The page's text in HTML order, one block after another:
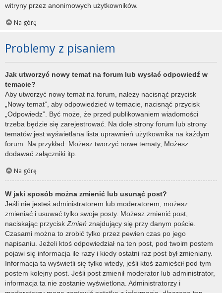
witryny przez anonimowych użytkowników.
Na górę
Problemy z pisaniem
Jak utworzyć nowy temat na forum lub wysłać odpowiedź w
temacie?
Aby utworzyć nowy temat na forum, należy nacisnąć przycisk
„Nowy temat”, aby odpowiedzieć w temacie, nacisnąć przycisk
„Odpowiedz”. Być może, że przed publikowaniem wiadomości
trzeba będzie się zarejestrować. Na dole strony forum lub strony
tematów jest wyświetlana lista uprawnień użytkownika na każdym
forum. Na przykład: Możesz tworzyć nowe tematy, Możesz
dodawać załączniki itp.
Na górę
W jaki sposób można zmienić lub usunąć post?
Jeśli nie jesteś administratorem lub moderatorem, możesz
zmieniać i usuwać tylko swoje posty. Możesz zmienić post,
naciskając przycisk Zmień znajdujący się przy danym poście.
Czasami można to zrobić tylko przez pewien czas po jego
napisaniu. Jeżeli ktoś odpowiedział na ten post, pod twoim postem
pojawi się informacja ile razy i kiedy ostatni raz post był zmieniany.
Informacja ta wyświetli się tylko wtedy, jeśli ktoś zamieścił pod tym
postem kolejny post. Jeśli post zmienił moderator lub administrator,
informacja ta nie zostanie wyświetlona. Administratorzy i